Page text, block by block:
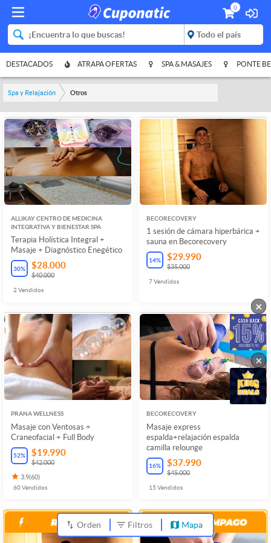
0
DESTACADOS ATRAPA OFERTAS SPA & MASAJES PONTE
Spa y Relajación Otros
ALLIKAY CENTRO DE MEDICINA
INTEGRATIVA Y BIENESTAR SPA
Terapia Holística Integral +
Masaje + Diagnóstico Enegético
30% $28.000
$40.000
2 Vendidos
BECORECOVERY
1 sesión de cámara hiperbárica +
sauna en Becorecovery
14% $29.990
$35.000
7Vendidos
PRANA WELLNESS
Masaje con Ventosas +
Craneofacial + Full Body
52% $19.990
$42.000
3.9(60)
60Vendidos
BECORECOVERY
Masaje express
espalda+relajación espalda
camilla relounge
16% $37.990
$45.000
15 Vendidos
Orden Filtros Mapa
×
×